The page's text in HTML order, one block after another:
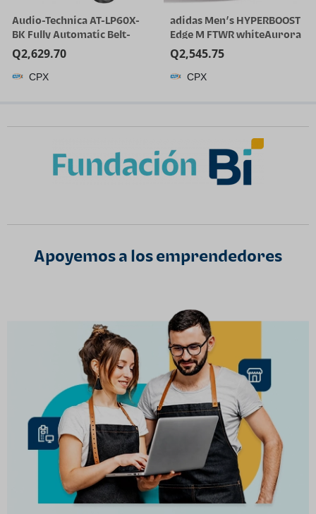
Audio-Technica AT-LP60X-
BK Fully Automatic Belt-
Drive Stereo Turntable,
Black, Hi-Fi, 2 Speed, Dust
Cover, Anti-Resonance,
Q2,629.70
CPX
adidas Men’s HYPERBOOST
Edge M FTWR whiteAurora
Onix/Solar Turbo 11 US
Multi
Q2,545.75
CPX
Apoyemos a los emprendedores​